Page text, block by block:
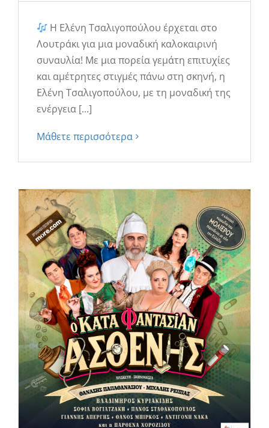
Η Ελένη Τσαλιγοπούλου έρχεται στο
Λουτράκι για μια μοναδική καλοκαιρινή
συναυλία! Με μια πορεία γεμάτη επιτυχίες
και αμέτρητες στιγμές πάνω στη σκηνή, η
Ελένη Τσαλιγοπούλου, με τη μοναδική της
ενέργεια [...]
Μάθετε περισσότερα